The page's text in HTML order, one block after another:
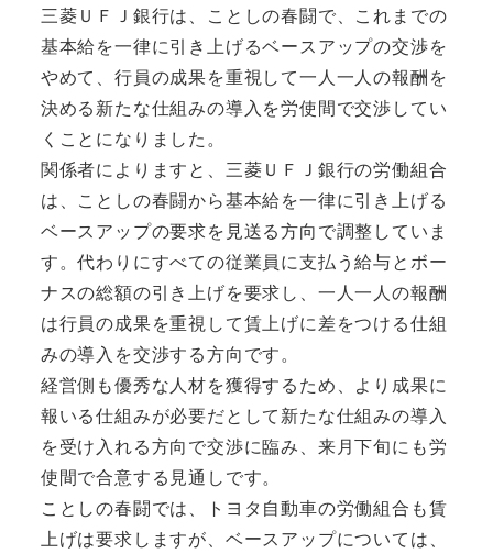
三菱ＵＦＪ銀行は、ことしの春闘で、これまでの
基本給を一律に引き上げるベースアップの交渉を
やめて、行員の成果を重視して一人一人の報酬を
決める新たな仕組みの導入を労使間で交渉してい
くことになりました。
関係者によりますと、三菱ＵＦＪ銀行の労働組合
は、ことしの春闘から基本給を一律に引き上げる
ベースアップの要求を見送る方向で調整していま
す。代わりにすべての従業員に支払う給与とボー
ナスの総額の引き上げを要求し、一人一人の報酬
は行員の成果を重視して賃上げに差をつける仕組
みの導入を交渉する方向です。
経営側も優秀な人材を獲得するため、より成果に
報いる仕組みが必要だとして新たな仕組みの導入
を受け入れる方向で交渉に臨み、来月下旬にも労
使間で合意する見通しです。
ことしの春闘では、トヨタ自動車の労働組合も賃
上げは要求しますが、ベースアップについては、